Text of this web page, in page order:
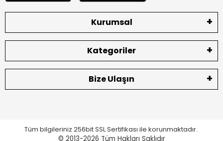
Kurumsal
Kategoriler
Bize Ulaşın
Tüm bilgileriniz 256bit SSL Sertifikası ile korunmaktadır.
© 2013-2026 Tüm Hakları Saklıdır